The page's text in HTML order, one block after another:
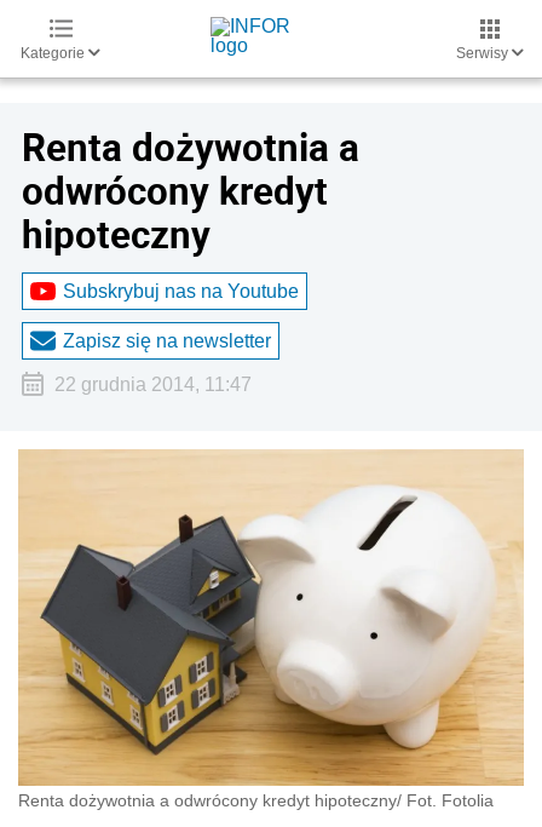
Kategorie Serwisy
Renta dożywotnia a
odwrócony kredyt
hipoteczny
Subskrybuj nas na Youtube
Zapisz się na newsletter
22 grudnia 2014, 11:47
Renta dożywotnia a odwrócony kredyt hipoteczny/ Fot. Fotolia